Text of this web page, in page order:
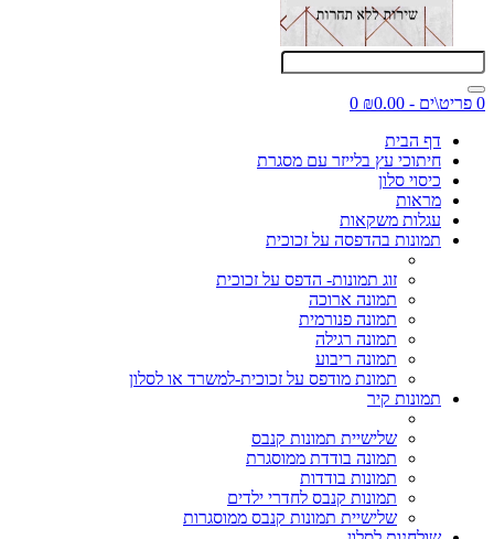
0 פריט\ים - ₪0.00
0
דף הבית
חיתוכי עץ בלייזר עם מסגרת
כיסוי סלון
מראות
עגלות משקאות
תמונות בהדפסה על זכוכית
זוג תמונות- הדפס על זכוכית
תמונה ארוכה
תמונה פנורמית
תמונה רגילה
תמונה ריבוע
תמונת מודפס על זכוכית-למשרד או לסלון
תמונות קיר
שלישיית תמונות קנבס
תמונה בודדת ממוסגרת
תמונות בודדות
תמונות קנבס לחדרי ילדים
שלישיית תמונות קנבס ממוסגרות